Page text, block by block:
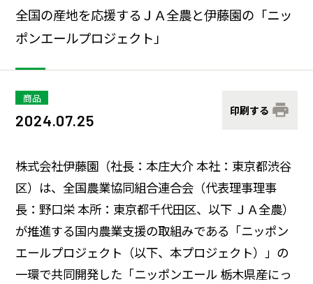
事業紹介
伊藤園のあゆみ
グループ行動規範・方針
企業情報トップ
トップメッセージ
マテリアリティ
サステナビリティデータ
統合レポート
サステナビリティトップ
健康価値の創造
研究開発
研究開発への考え方・体制
研究・技術開発
3つの重点テーマ
研究リリース
IR・投資家情報
個人投資家の皆さまへ
経営戦略
ニュースルーム
全国の産地を応援するＪＡ全農と伊藤園の「ニッ
ポンエールプロジェクト」
印刷する
商品
2024.07.25
株式会社伊藤園（社長：本庄大介 本社：東京都渋谷
区）は、全国農業協同組合連合会（代表理事理事
長：野口栄 本所：東京都千代田区、以下 ＪＡ全農）
が推進する国内農業支援の取組みである「ニッポン
エールプロジェクト（以下、本プロジェクト）」の
一環で共同開発した「ニッポンエール 栃木県産にっ